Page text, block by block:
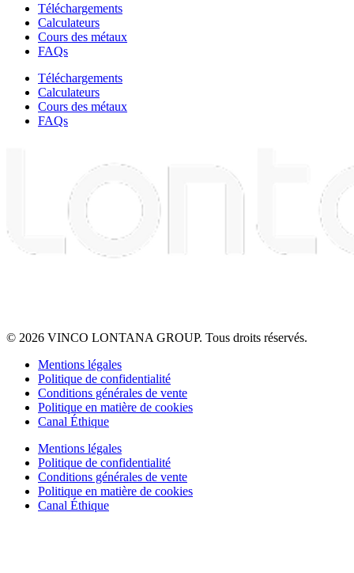
Téléchargements
Calculateurs
Cours des métaux
FAQs
Téléchargements
Calculateurs
Cours des métaux
FAQs
© 2026 VINCO LONTANA GROUP. Tous droits réservés.
Mentions légales
Politique de confidentialité
Conditions générales de vente
Politique en matière de cookies
Canal Éthique
Mentions légales
Politique de confidentialité
Conditions générales de vente
Politique en matière de cookies
Canal Éthique